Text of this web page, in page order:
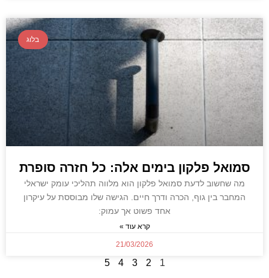
בלוג
סמואל פלקון בימים אלה: כל חזרה סופרת
מה שחשוב לדעת סמואל פלקון הוא מלווה תהליכי עומק ישראלי
המחבר בין גוף, הכרה ודרך חיים. הגישה שלו מבוססת על עיקרון
אחד פשוט אך עמוק:
קרא עוד »
21/03/2026
1
2
3
4
5